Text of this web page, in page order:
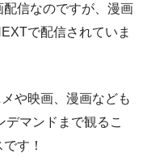
信なのですが、漫画
で配信されていま
や映画、漫画なども
マンドまで観るこ
す！